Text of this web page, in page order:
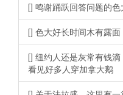
[] 鸣谢踊跃回答问题的色
[] 色大好长时间木有露面
[] 纽约人还是灰常有钱
看见好多人穿加拿大鹅